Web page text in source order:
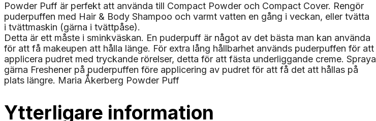
Powder Puff är perfekt att använda till Compact Powder och Compact Cover. Rengör
puderpuffen med Hair & Body Shampoo och varmt vatten en gång i veckan, eller tvätta
i tvättmaskin (gärna i tvättpåse).
Detta är ett måste i sminkväskan. En puderpuff är något av det bästa man kan använda
för att få makeupen att hålla länge. För extra lång hållbarhet används puderpuffen för att
applicera pudret med tryckande rörelser, detta för att fästa underliggande creme. Spraya
gärna Freshener på puderpuffen före applicering av pudret för att få det att hållas på
plats längre. Maria Åkerberg Powder Puff
Ytterligare information